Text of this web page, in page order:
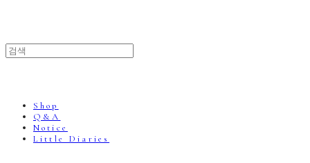
Shop
Q&A
Notice
Little Diaries